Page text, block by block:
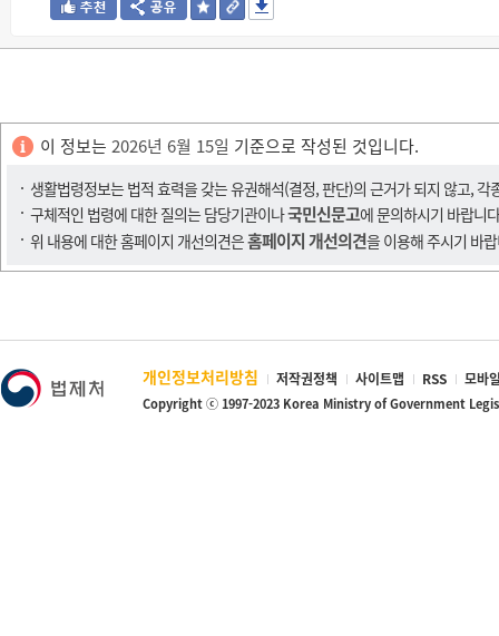
이 정보는 2026년 6월 15일 기준으로 작성된 것입니다.
생활법령정보는 법적 효력을 갖는 유권해석(결정, 판단)의 근거가 되지 않고,
구체적인 법령에 대한 질의는 담당기관이나국민신문고에 문의하시기 바랍니
위 내용에 대한 홈페이지 개선의견은홈페이지 개선의견을 이용해 주시기 바
개인정보처리방침 저작권정책 사이트맵 RSS 모바
Copyright ⓒ 1997-2023 Korea Ministry of Government